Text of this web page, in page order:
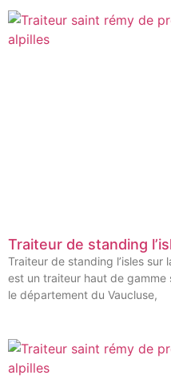
Traiteur de standing
Traiteur de standing l’isles sur
est un traiteur haut de gamme
le département du Vaucluse,